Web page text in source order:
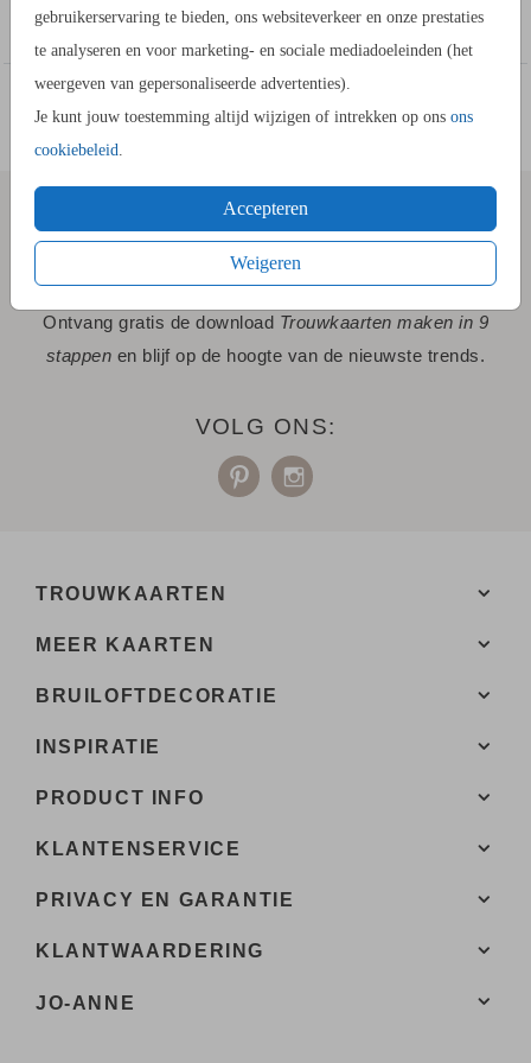
gebruikerservaring te bieden, ons websiteverkeer en onze prestaties
te analyseren en voor marketing- en sociale mediadoeleinden (het
weergeven van gepersonaliseerde advertenties).
Je kunt jouw toestemming altijd wijzigen of intrekken op ons ons
cookiebeleid.
Accepteren
Weigeren
BLADZIJDEN
Dit gastenboek heeft 34 bladen, dus 68 zijden om te
beschrijven.
Het aantal bladen kan niet aangepast worden.
De bladzijden zijn wit, niet bedrukt en goed te beschrijven
COLLECTIE
Maak hier zelf
Toon meer
SCHRIJF JE IN VOOR "STIJLVOLLE
UPDATES"!
Ontvang gratis de download Trouwkaarten maken in 9
stappen en blijf op de hoogte van de nieuwste trends.
VOLG ONS:
TROUWKAARTEN
MEER KAARTEN
BRUILOFTDECORATIE
INSPIRATIE
PRODUCT INFO
KLANTENSERVICE
PRIVACY EN GARANTIE
KLANTWAARDERING
JO-ANNE